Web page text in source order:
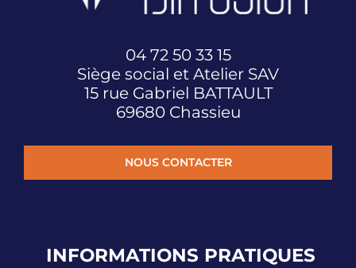
04 72 50 33 15
Siège social et Atelier SAV
15 rue Gabriel BATTAULT
69680 Chassieu
NOUS CONTACTER
INFORMATIONS PRATIQUES